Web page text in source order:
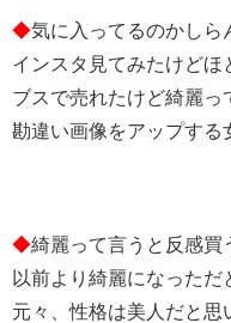
◆気に入ってるのかしら
インスタ見てみたけどほ
ブスで売れたけど綺麗っ
勘違い画像をアップする
◆綺麗って言うと反感買
以前より綺麗になっただ
元々、性格は美人だと思